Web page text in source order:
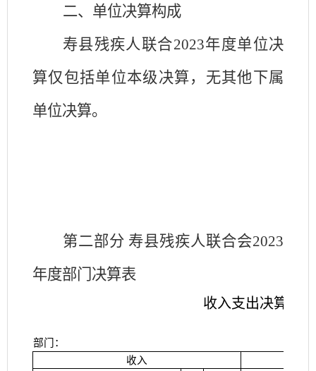
二、单位决算构成
寿县残疾人联合2023年度单位决
算仅包括单位本级决算，无其他下属
单位决算。
第二部分 寿县残疾人联合会2023
年度部门 决算表
收入支出决算总表
部门：
收入